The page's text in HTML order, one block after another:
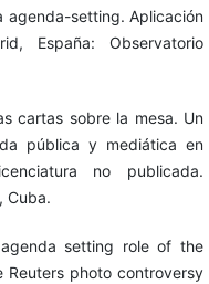
agenda-setting. Aplicación
España: Observatorio
cartas sobre la mesa. Un
pública y mediática en
no publicada.
Cuba.
setting role of the
Reuters photo controversy